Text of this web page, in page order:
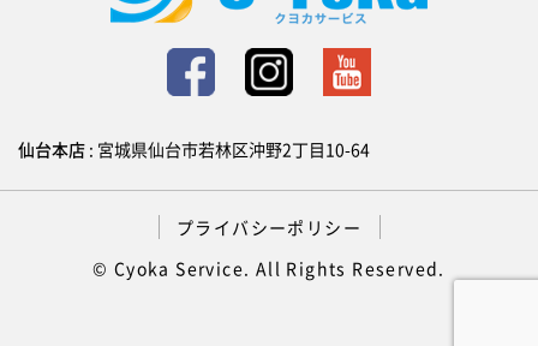
仙台本店 : 宮城県仙台市若林区沖野2丁目10-64
プライバシーポリシー
© Cyoka Service. All Rights Reserved.